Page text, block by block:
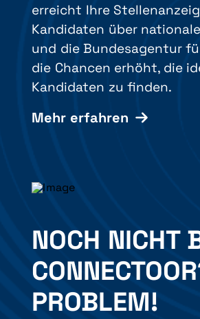
erreicht Ihre
Kandidaten über
und die Bundesagentur
die Chancen erhöht, die
Kandidaten zu finden.
Mehr erfahren
NOCH NICHT
PROBLEM!